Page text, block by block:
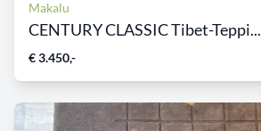
Makalu
CENTURY CLASSIC Tibet-Teppi...
€ 3.450,-